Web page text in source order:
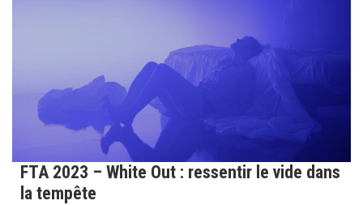
FTA 2023 – White Out : ressentir le vide dans
la tempête